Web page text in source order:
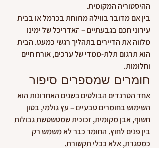
ההיסטוריה המקומית.
בין אם מדובר בווילה מרווחת בכרמל או בבית
עירוני חכם בגבעתיים – האדריכל של ימינו
מלווה את הדיירים בתהליך רגשי כמעט. הבית
הוא תרגום תלת-ממדי של ערכים, אורח חיים
וחלומות.
חומרים שמספרים סיפור
אחד הטרנדים הבולטים בשנים האחרונות הוא
השימוש בחומרים טבעיים – עץ גולמי, בטון
חשוף, אבן מקומית, זכוכית שמטשטשת גבולות
בין פנים לחוץ. החומר כבר לא משמש רק
כמסגרת, אלא ככלי תקשורת.